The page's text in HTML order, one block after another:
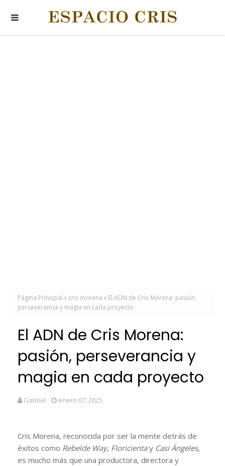
Página Principal cris morena
El ADN de Cris Morena: pasión,
perseverancia y magia en cada proyecto
El ADN de Cris Morena:
pasión, perseverancia y
magia en cada proyecto
Gabriel enero 07, 2025
Cris Morena, reconocida por ser la mente detrás de
éxitos como Rebelde Way, Floricientay Casi Ángeles,
es mucho más que una productora, directora y